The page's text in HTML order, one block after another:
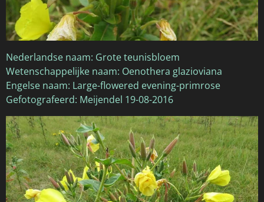
Nederlandse naam: Grote teunisbloem
Wetenschappelijke naam: Oenothera glazioviana
Engelse naam: Large-flowered evening-primrose
Gefotografeerd: Meijendel 19-08-2016